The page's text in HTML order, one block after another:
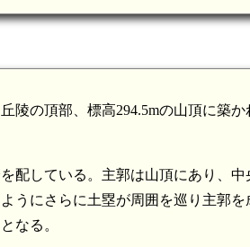
陵の頂部、標高294.5mの山頂に築
配している。主郭は山頂にあり、
うにさらに土塁が周囲を巡り主郭
なる。